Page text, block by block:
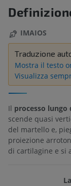
IMAIOS
Traduzione
Mostra il testo
Visualizza
Il processo
scende quasi
del martello e,
proiezione
di cartilagine e si